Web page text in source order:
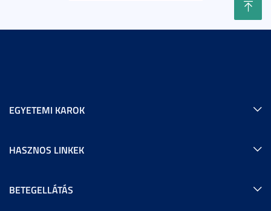
EGYETEMI KAROK
HASZNOS LINKEK
BETEGELLÁTÁS